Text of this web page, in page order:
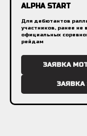
ALPHA START
Для дебютантов
участников, ранее не
официальных
рейдам
ЗАЯВКА
ЗАЯВКА